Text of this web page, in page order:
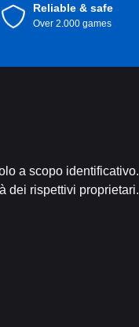
Reliable & safe
Over 2.000 games
a scopo identificativo.
dei rispettivi proprietari.